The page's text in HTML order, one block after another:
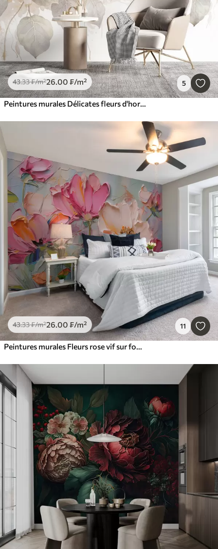
43.33₣/m²26.00 ₣/m² 5
Peintures murales Délicates fleurs d'hortensia blanches avec des feuilles vertes douces sur un fond clair
43.33₣/m²26.00 ₣/m² 11
Peintures murales Fleurs rose vif sur fond gris bleu clair